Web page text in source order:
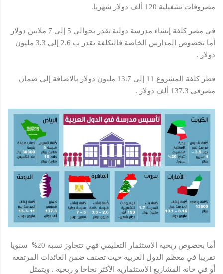
مصروفات تشغيلية 120 ألف دولار شهريا.
في مصر كلفة إنشاء مدرسة دولية تقدر بحوالي 5 إلى 7 ملايين دولار
أما بخصوص المدارس الخاصة فالتكلفة تقدر ب 2.6 إلى 3.3 مليون
دولار .
قطر كلفة المشروع 11 إلى 13.7 مليون دولار بالاضافة إلى ضمان
مصرفي 137.3 ألف دولار .
أما بخصوص ربحية الاستثمار التعليمي فهي تتجاوز نسبة 20 % سنويا
تقريبا في معظم الدول العربية حيث تصنف ضمن العائدات المرتفعة
أو في خانة المشاريع الاستثمارية الأكثر نجاحا و ربحية . ويتمثل